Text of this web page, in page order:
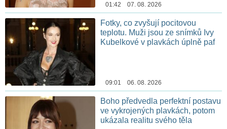
01:42 07. 08. 2026
Fotky, co zvyšují pocitovou
teplotu. Muži jsou ze snímků Ivy
Kubelkové v plavkách úplně paf
09:01 06. 08. 2026
Boho předvedla perfektní postavu
ve vykrojených plavkách, potom
ukázala realitu svého těla